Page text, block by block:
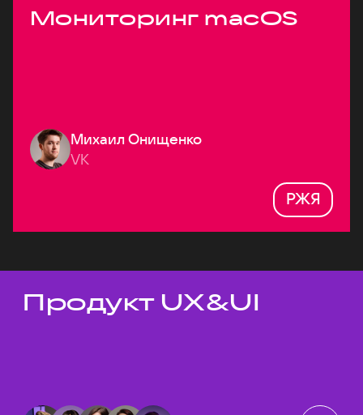
Мониторинг macOS
Михаил Онищенко
VK
РЖЯ
Темы докладов
Продукт UX&UI